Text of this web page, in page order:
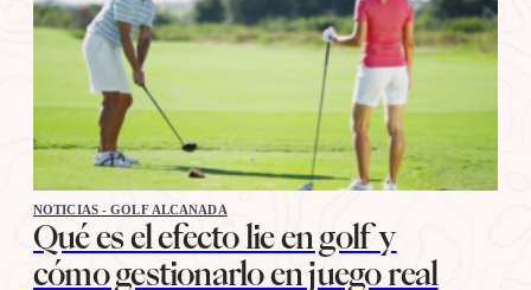
NOTICIAS - GOLF ALCANADA
Qué es el efecto lie en golf y
cómo gestionarlo en juego real